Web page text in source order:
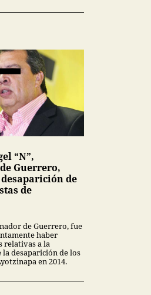
“N”,
Guerrero,
de
de
de Guerrero, fue
haber
relativas a la
desaparición de los
en 2014.